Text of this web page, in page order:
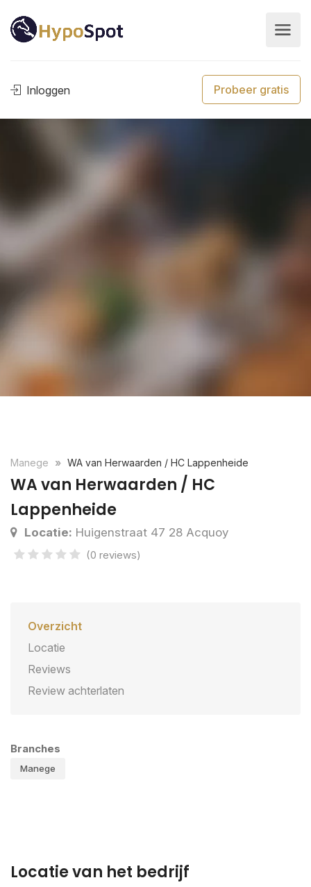
Inloggen Probeer gratis
Manege WA van Herwaarden / HC Lappenheide
WA van Herwaarden / HC
Lappenheide
Locatie: Huigenstraat 47 28 Acquoy
(0 reviews)
Overzicht
Locatie
Reviews
Review achterlaten
Branches
Manege
Locatie van het bedrijf